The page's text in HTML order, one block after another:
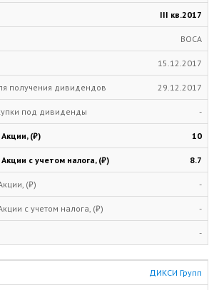
III кв.2017
ВОСА
15.12.2017
29.12.2017
-
10
8.7
-
-
-
ДИКСИ Групп